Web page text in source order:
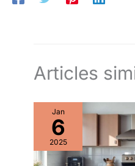
Articles
Jan
6
2025